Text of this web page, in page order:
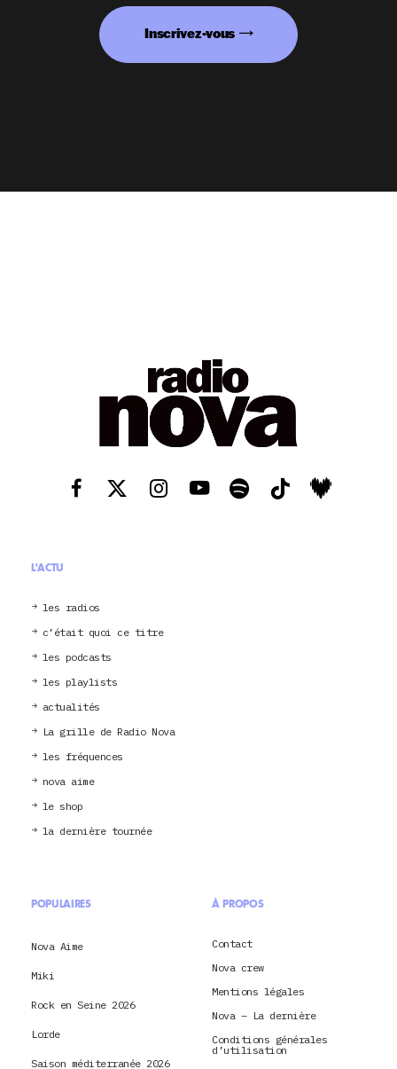
Inscrivez-vous
L'ACTU
les radios
c’était quoi ce titre
les podcasts
les playlists
actualités
La grille de Radio Nova
les fréquences
nova aime
le shop
la dernière tournée
POPULAIRES
Nova Aime
Miki
Rock en Seine 2026
Lorde
Saison méditerranée 2026
À PROPOS
Contact
Nova crew
Mentions légales
Nova – La dernière
Conditions générales
d’utilisation